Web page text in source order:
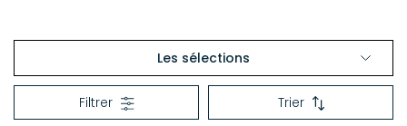
Les sélections
Robes
Tops & Chemises
Filtrer Trier